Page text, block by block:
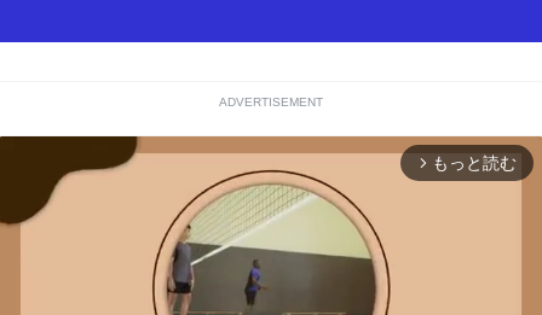
ADVERTISEMENT
arrow_forward_ios もっと読む